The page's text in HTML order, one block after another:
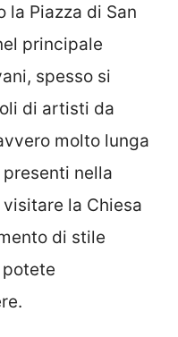
la Piazza di San
principale
spesso si
di artisti da
molto lunga
nella
la Chiesa
di stile